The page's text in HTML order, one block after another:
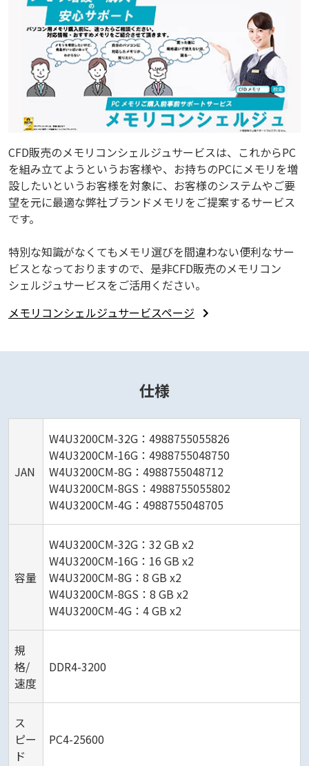
CFD販売のメモリコンシェルジュサービスは、これからPC
を組み立てようというお客様や、お持ちのPCにメモリを増
設したいというお客様を対象に、お客様のシステムやご要
望を元に最適な弊社ブランドメモリをご提案するサービス
です。
特別な知識がなくてもメモリ選びを間違わない便利なサー
ビスとなっておりますので、是非CFD販売のメモリコン
シェルジュサービスをご活用ください。
メモリコンシェルジュサービスページ
仕様
JAN
W4U3200CM-32G：4988755055826
W4U3200CM-16G：4988755048750
W4U3200CM-8G：4988755048712
W4U3200CM-8GS：4988755055802
W4U3200CM-4G：4988755048705
容量
W4U3200CM-32G：32 GB x2
W4U3200CM-16G：16 GB x2
W4U3200CM-8G：8 GB x2
W4U3200CM-8GS：8 GB x2
W4U3200CM-4G：4 GB x2
規
格/
速度
DDR4-3200
ス
ピー
ド
PC4-25600